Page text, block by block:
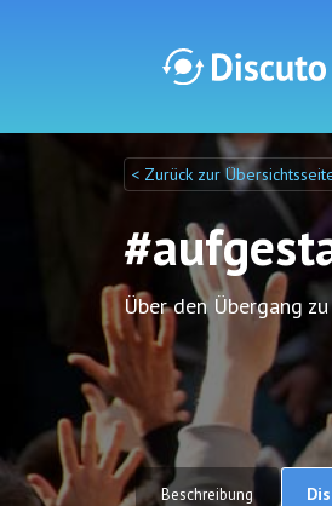
Discuto
< Zurück zur
Über den Übergang
Beschreibung